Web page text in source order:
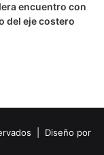
encuentro con
del eje costero
| Diseño por